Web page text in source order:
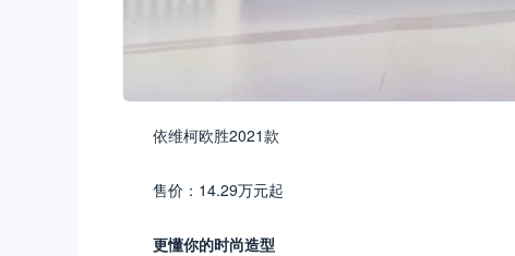
依维柯欧胜2021款
售价：14.29万元起
更懂你的时尚造型